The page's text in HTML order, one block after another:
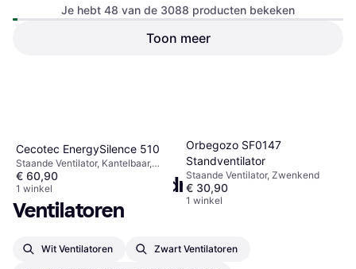
Cecotec EnergySilence 510
Staande Ventilator, Kantelbaar,
Timer, Zwenkend
€ 60,90
1 winkel
Orbegozo SF0147
Standventilator
Staande Ventilator, Zwenkend
€ 30,90
1 winkel
Je hebt 48 van de 3088 producten bekeken
Toon meer
Populaire zoekopdrachten in
Ventilatoren
Wit Ventilatoren Zwart Ventilatoren